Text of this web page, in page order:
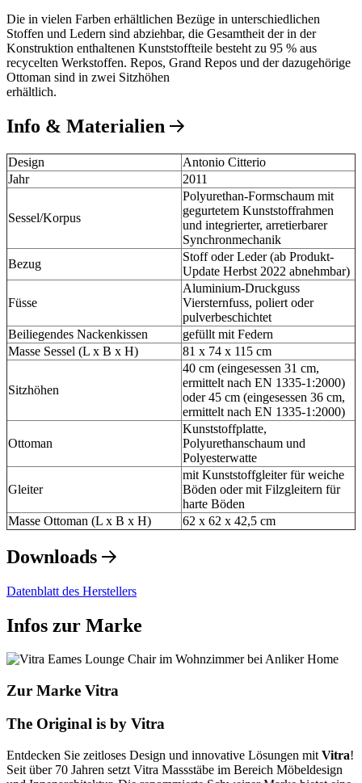
Die in vielen Farben erhältlichen Bezüge in unterschiedlichen
Stoffen und Ledern sind abziehbar, die Gesamtheit der in der
Konstruktion enthaltenen Kunststoffteile besteht zu 95 % aus
recycelten Werkstoffen. Repos, Grand Repos und der dazugehörige
Ottoman sind in zwei Sitzhöhen
erhältlich.
Info & Materialien
Design
Antonio Citterio
Jahr
2011
Sessel/Korpus
Polyurethan-Formschaum mit
gegurtetem Kunststoffrahmen
und integrierter, arretierbarer
Synchronmechanik
Bezug
Stoff oder Leder (ab Produkt-
Update Herbst 2022 abnehmbar)
Füsse
Aluminium-Druckguss
Viersternfuss, poliert oder
pulverbeschichtet
Beiliegendes Nackenkissen
gefüllt mit Federn
Masse Sessel (L x B x H)
81 x 74 x 115 cm
Sitzhöhen
40 cm (eingesessen 31 cm,
ermittelt nach EN 1335-1:2000)
oder 45 cm (eingesessen 36 cm,
ermittelt nach EN 1335-1:2000)
Ottoman
Kunststoffplatte,
Polyurethanschaum und
Polyesterwatte
Gleiter
mit Kunststoffgleiter für weiche
Böden oder mit Filzgleitern für
harte Böden
Masse Ottoman (L x B x H)
62 x 62 x 42,5 cm
Downloads
Datenblatt des Herstellers
Infos zur Marke
Zur Marke Vitra
The Original is by Vitra
Entdecken Sie zeitloses Design und innovative Lösungen mit Vitra!
Seit über 70 Jahren setzt Vitra Massstäbe im Bereich Möbeldesign